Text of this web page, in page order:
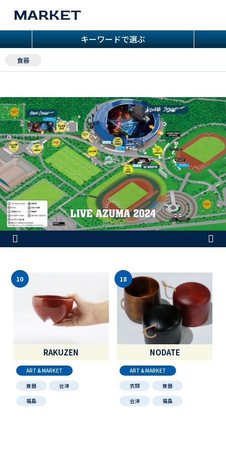
MARKET
キーワードで選ぶ
食器
10
RAKUZEN
ART & MARKET
食器
会津
福島
18
NODATE
ART & MARKET
衣類
食器
会津
福島